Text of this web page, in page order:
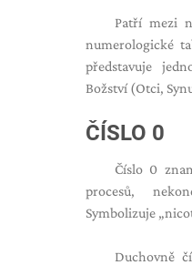
Patří mezi
numerologické
představuje
Božství (Otci,
ČÍSLO 0
Číslo 0
procesů,
Symbolizuje
Duchovně